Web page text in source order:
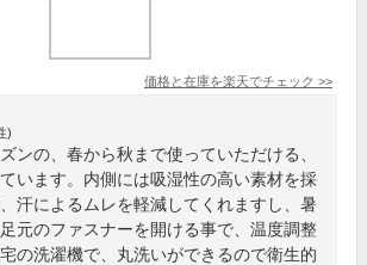
価格と在庫を楽天でチェック >>
)
ンの、春から秋まで使っていただける、
います。内側には吸湿性の高い素材を採
汗によるムレを軽減してくれますし、暑
元のファスナーを開ける事で、温度調整
の洗濯機で、丸洗いができるので衛生的